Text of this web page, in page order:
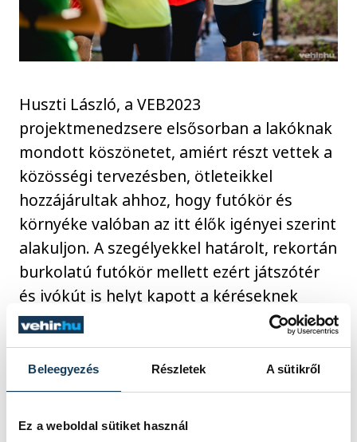
Beleegyezés Részletek A sütikről
Ez a weboldal sütiket használ
Huszti László, a VEB2023
projektmenedzsere elsősorban a lakóknak
mondott köszönetet, amiért részt vettek a
közösségi tervezésben, ötleteikkel
hozzájárultak ahhoz, hogy futókör és
környéke valóban az itt élők igényei szerint
alakuljon. A szegélyekkel határolt, rekortán
burkolatú futókör mellett ezért játszótér
és ivókút is helyt kapott a kéréseknek
megfelelően.